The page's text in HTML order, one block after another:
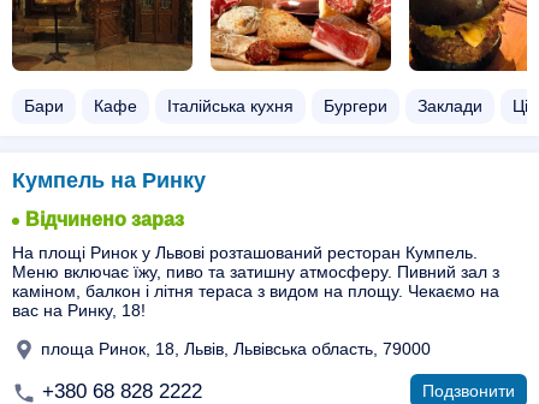
Бари Кафе Італійська кухня Бургери Заклади
Кумпель на Ринку
Відчинено зараз
На площі Ринок у Львові розташований ресторан Кумпель.
Меню включає їжу, пиво та затишну атмосферу. Пивний зал з
каміном, балкон і літня тераса з видом на площу. Чекаємо на
вас на Ринку, 18!
площа Ринок, 18, Львів, Львівська область, 79000
+380 68 828 2222 Подзвонити